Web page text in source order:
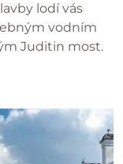
lodí vás
vodním
Juditin most.